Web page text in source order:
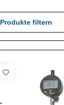
Produkte filtern